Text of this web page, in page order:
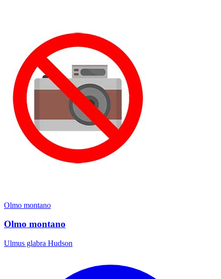
Olmo montano
Olmo montano
Ulmus glabra Hudson